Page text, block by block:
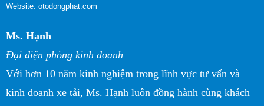
Website: otodongphat.com
Ms. Hạnh
Đại diện phòng kinh doanh
Với hơn 10 năm kinh nghiệm trong lĩnh vực tư vấn và
kinh doanh xe tải, Ms. Hạnh luôn đồng hành cùng khách